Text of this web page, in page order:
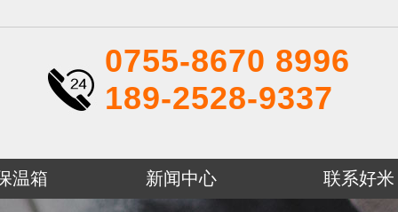
0755-8670 8996
189-2528-9337
温箱 新闻中心 联系好米